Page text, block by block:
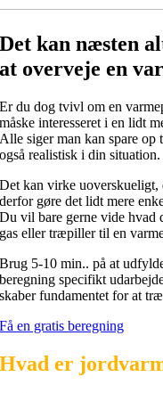
Det kan næsten
at overveje en
Er du dog tvivl om en
måske interesseret i en lidt
Alle siger man kan spare op
også realistisk i din situation.
Det kan virke uoverskueligt,
derfor gøre det lidt mere
Du vil bare gerne vide hvad
gas eller træpiller til en
Brug 5-10 min.. på at
beregning specifikt
skaber fundamentet for at
Få en gratis beregning
Hvad er